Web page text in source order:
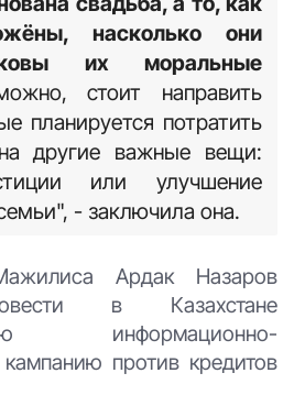
На что ещё могли бы
деньги?" - советует
необходимо
ценностей.
- не то, насколько
насколько они
их моральные
стоит направить
планируется потратить